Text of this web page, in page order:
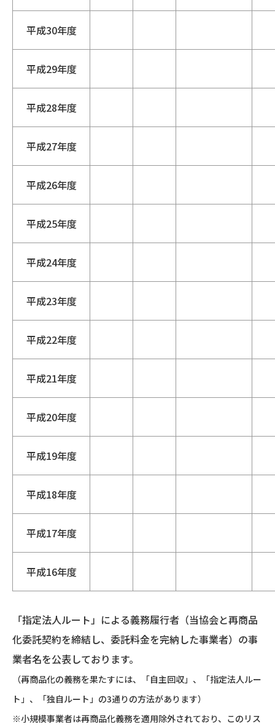
平成30年度
平成29年度
平成28年度
平成27年度
平成26年度
平成25年度
平成24年度
平成23年度
平成22年度
平成21年度
平成20年度
平成19年度
平成18年度
平成17年度
平成16年度
「指定法人ルート」による義務履行者（当協会と再商品
化委託契約を締結し、委託料金を完納した事業者）の事
業者名を公表しております。
（再商品化の義務を果たすには、「自主回収」、「指定法人ルー
ト」、「独自ルート」の3通りの方法があります）
※小規模事業者は再商品化義務を適用除外されており、このリス